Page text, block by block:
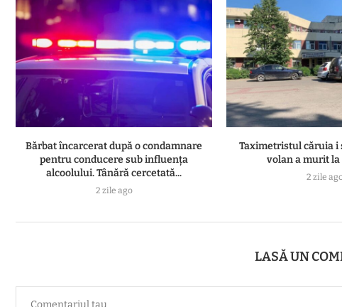
Bărbat încarcerat după o condamnare
pentru conducere sub influența
alcoolului. Tânără cercetată...
2 zile ago
Taximetristul căruia i
volan a murit la
2 zile
LASĂ UN